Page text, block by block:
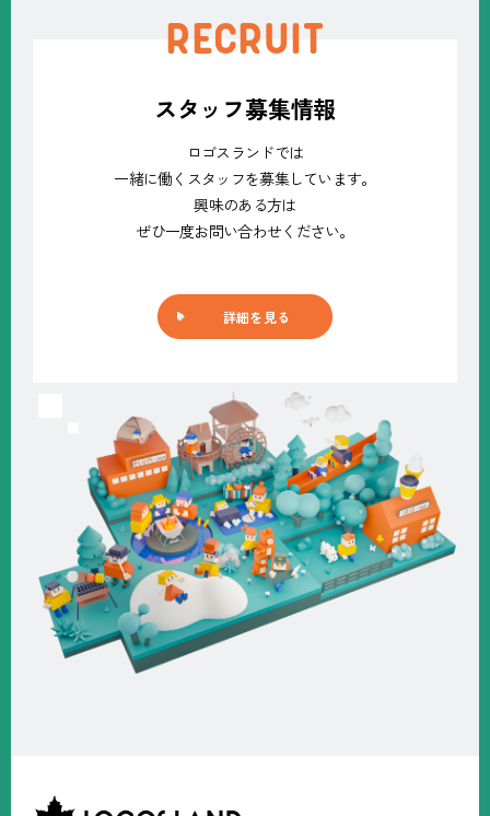
RECRUIT
スタッフ募集情報
ロゴスランドでは
一緒に働くスタッフを募集しています。
興味のある方は
ぜひ一度お問い合わせください。
詳細を見る